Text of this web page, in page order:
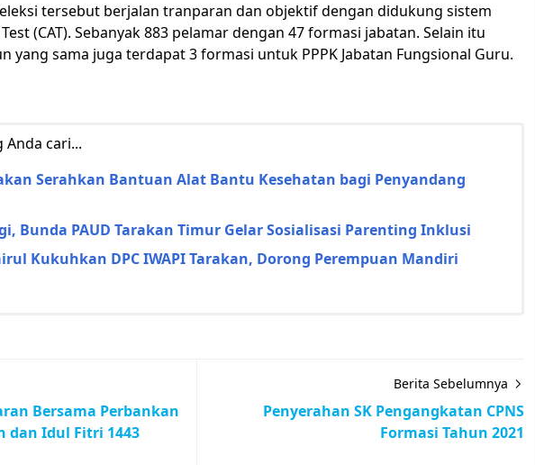
tersebut berjalan tranparan dan objektif dengan didukung sistem
(CAT). Sebanyak 883 pelamar dengan 47 formasi jabatan. Selain itu
yang sama juga terdapat 3 formasi untuk PPPK Jabatan Fungsional Guru.
cari...
Serahkan Bantuan Alat Bantu Kesehatan bagi Penyandang
Bunda PAUD Tarakan Timur Gelar Sosialisasi Parenting Inklusi
Kukuhkan DPC IWAPI Tarakan, Dorong Perempuan Mandiri
Bersama Perbankan
dan Idul Fitri 1443
Berita Sebelumnya
Penyerahan SK Pengangkatan CPNS
Formasi Tahun 2021